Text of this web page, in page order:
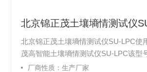
北京锦正茂土壤墒情测试仪SU-LPC使用技巧
茂高智能土壤墒情测试仪SU-LPC该型
试数据准确、稳定，经多年来在全国农
厂商性质：生产厂家